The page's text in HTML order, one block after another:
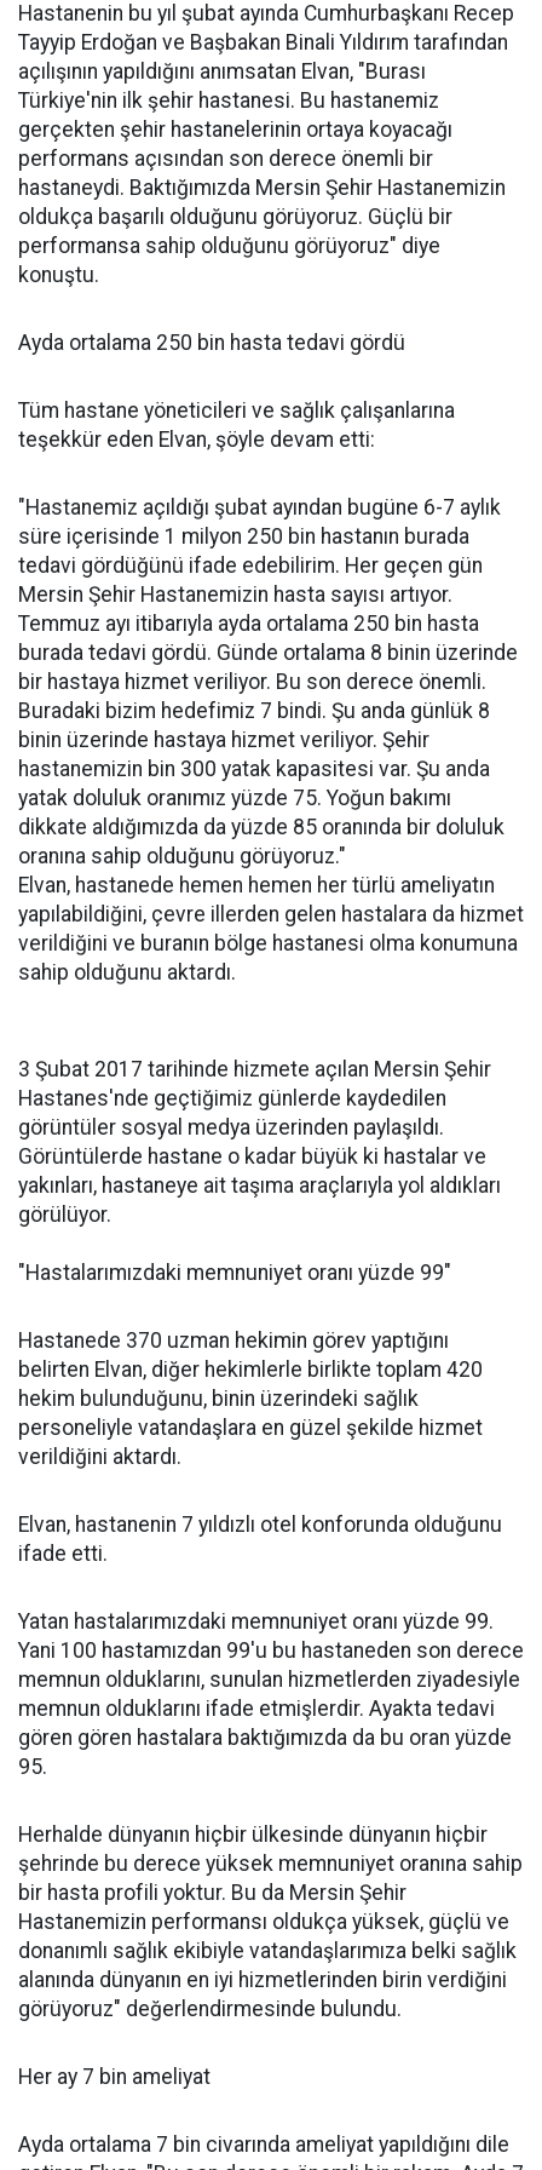
Hastanenin bu yıl şubat ayında Cumhurbaşkanı Recep
Tayyip Erdoğan ve Başbakan Binali Yıldırım tarafından
açılışının yapıldığını anımsatan Elvan, "Burası
Türkiye'nin ilk şehir hastanesi. Bu hastanemiz
gerçekten şehir hastanelerinin ortaya koyacağı
performans açısından son derece önemli bir
hastaneydi. Baktığımızda Mersin Şehir Hastanemizin
oldukça başarılı olduğunu görüyoruz. Güçlü bir
performansa sahip olduğunu görüyoruz" diye
konuştu.
Ayda ortalama 250 bin hasta tedavi gördü
Tüm hastane yöneticileri ve sağlık çalışanlarına
teşekkür eden Elvan, şöyle devam etti:
"Hastanemiz açıldığı şubat ayından bugüne 6-7 aylık
süre içerisinde 1 milyon 250 bin hastanın burada
tedavi gördüğünü ifade edebilirim. Her geçen gün
Mersin Şehir Hastanemizin hasta sayısı artıyor.
Temmuz ayı itibarıyla ayda ortalama 250 bin hasta
burada tedavi gördü. Günde ortalama 8 binin üzerinde
bir hastaya hizmet veriliyor. Bu son derece önemli.
Buradaki bizim hedefimiz 7 bindi. Şu anda günlük 8
binin üzerinde hastaya hizmet veriliyor. Şehir
hastanemizin bin 300 yatak kapasitesi var. Şu anda
yatak doluluk oranımız yüzde 75. Yoğun bakımı
dikkate aldığımızda da yüzde 85 oranında bir doluluk
oranına sahip olduğunu görüyoruz."
Elvan, hastanede hemen hemen her türlü ameliyatın
yapılabildiğini, çevre illerden gelen hastalara da hizmet
verildiğini ve buranın bölge hastanesi olma konumuna
sahip olduğunu aktardı.
3 Şubat 2017 tarihinde hizmete açılan Mersin Şehir
Hastanes'nde geçtiğimiz günlerde kaydedilen
görüntüler sosyal medya üzerinden paylaşıldı.
Görüntülerde hastane o kadar büyük ki hastalar ve
yakınları, hastaneye ait taşıma araçlarıyla yol aldıkları
görülüyor.
"Hastalarımızdaki memnuniyet oranı yüzde 99"
Hastanede 370 uzman hekimin görev yaptığını
belirten Elvan, diğer hekimlerle birlikte toplam 420
hekim bulunduğunu, binin üzerindeki sağlık
personeliyle vatandaşlara en güzel şekilde hizmet
verildiğini aktardı.
Elvan, hastanenin 7 yıldızlı otel konforunda olduğunu
ifade etti.
Yatan hastalarımızdaki memnuniyet oranı yüzde 99.
Yani 100 hastamızdan 99'u bu hastaneden son derece
memnun olduklarını, sunulan hizmetlerden ziyadesiyle
memnun olduklarını ifade etmişlerdir. Ayakta tedavi
gören gören hastalara baktığımızda da bu oran yüzde
95.
Herhalde dünyanın hiçbir ülkesinde dünyanın hiçbir
şehrinde bu derece yüksek memnuniyet oranına sahip
bir hasta profili yoktur. Bu da Mersin Şehir
Hastanemizin performansı oldukça yüksek, güçlü ve
donanımlı sağlık ekibiyle vatandaşlarımıza belki sağlık
alanında dünyanın en iyi hizmetlerinden birin verdiğini
görüyoruz" değerlendirmesinde bulundu.
Her ay 7 bin ameliyat
Ayda ortalama 7 bin civarında ameliyat yapıldığını dile